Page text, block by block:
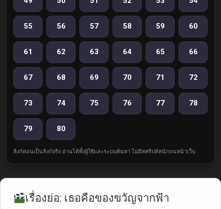
55 56 57 58 59 60
61 62 63 64 65 66
67 68 69 70 71 72
73 74 75 76 77 78
79 80
ลิงก์ตอนเป็นลิงก์จริง อ่านได้ทั้งผู้ใช้และระบบค้นหา ไม่มีสคริปต์หนักบนหน้าเว็บ
เรื่องย่อ: เธอคือของขวัญจากฟ้า